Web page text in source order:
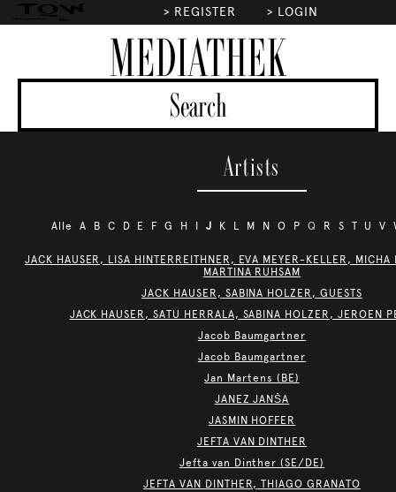
> REGISTER > LOGIN
MEDIATHEK
Artists
Alle A B C D E F G H J K L M N O P Q R S T U V
JACK HAUSER, LISA HINTERREITHNER, EVA MEYER-KELLER,
MARTINA RUHSAM
JACK HAUSER, SABINA HOLZER, GUESTS
JACK HAUSER, SATU HERRALA, SABINA HOLZER, JEROEN
Jacob Baumgartner
Jacob Baumgartner
Jan Martens (BE)
JANEZ JANŠA
JASMIN HOFFER
JEFTA VAN DINTHER
Jefta van Dinther (SE/DE)
JEFTA VAN DINTHER, THIAGO GRANATO